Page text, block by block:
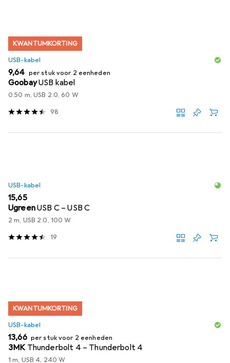
KWANTUMKORTING
USB-kabel
EUR
9,64 per stuk voor 2 eenheden
GoobayUSB kabel
0.50 m, USB 2.0, 60 W
98
USB-kabel
EUR
15,65
UgreenUSB C – USB C
2 m, USB 2.0, 100 W
19
KWANTUMKORTING
USB-kabel
EUR
13,66 per stuk voor 2 eenheden
3MK Thunderbolt 4 – Thunderbolt 4
1 m, USB 4, 240 W